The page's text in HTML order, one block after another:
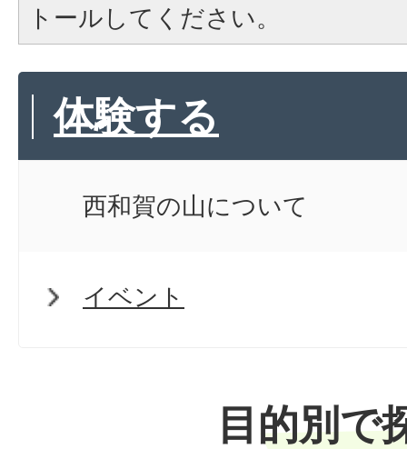
トールしてください。
体験する
西和賀の山について
イベント
目的別で